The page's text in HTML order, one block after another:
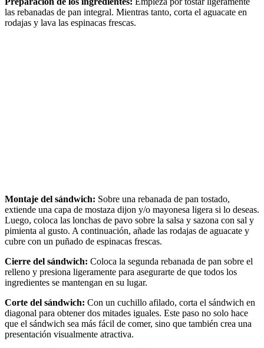
las rebanadas de pan integral. Mientras tanto, corta el aguacate en
rodajas y lava las espinacas frescas.
Montaje del sándwich: Sobre una rebanada de pan tostado,
extiende una capa de mostaza dijon y/o mayonesa ligera si lo deseas.
Luego, coloca las lonchas de pavo sobre la salsa y sazona con sal y
pimienta al gusto. A continuación, añade las rodajas de aguacate y
cubre con un puñado de espinacas frescas.
Cierre del sándwich: Coloca la segunda rebanada de pan sobre el
relleno y presiona ligeramente para asegurarte de que todos los
ingredientes se mantengan en su lugar.
Corte del sándwich: Con un cuchillo afilado, corta el sándwich en
diagonal para obtener dos mitades iguales. Este paso no solo hace
que el sándwich sea más fácil de comer, sino que también crea una
presentación visualmente atractiva.